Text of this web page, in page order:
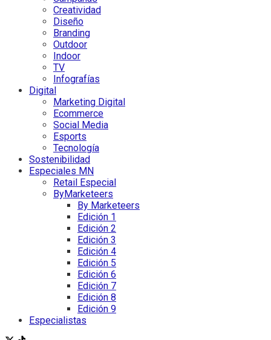
Creatividad
Diseño
Branding
Outdoor
Indoor
TV
Infografías
Digital
Marketing Digital
Ecommerce
Social Media
Esports
Tecnología
Sostenibilidad
Especiales MN
Retail Especial
ByMarketeers
By Marketeers
Edición 1
Edición 2
Edición 3
Edición 4
Edición 5
Edición 6
Edición 7
Edición 8
Edición 9
Especialistas